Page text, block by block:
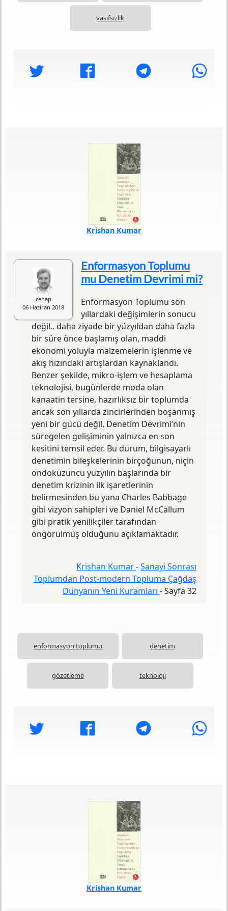
vasıfsızlık
Krishan Kumar
Sayfa Sayısı
263
Baskı Tarihi
Nisan 2013
Yazılış Tarihi
1995
ISBN
Baskı Sayısı
4. Baskı
Basım Yeri
Ankara
Yayın Evi
Dost Kitabevi Yayınları
Editörü
Ferhat Babacan
Mütercimi
Mehmet Küçük
Orijinal Adı
From Post-Industrial to Post-
Modern Society: New Theories
of the Contemporary World,
Second Edition
Bu kitapta tartıştığımız kuramlar çokluk batı
toplumları üzerinde odaklanmıştır. Ama batı,
daha önce hiç olmadığı ölçüde, dünyanın
geri kalanının bir parçası olmuştur. Bu
dünyanın hatırı sayılır bir kısmını, ister iyi
diyelim ister kötü, batı denetlemektedir.
İncelediğimiz sanayi sonrası toplum
kuramlarının bu durumun tamamen farkında
oldukları söylenebilir.
cenap
06 Haziran 2018
Enformasyon Toplumu
mu Denetim Devrimi mi?
Enformasyon Toplumu son
yıllardaki değişimlerin sonucu
değil.. daha ziyade bir yüzyıldan daha fazla
bir süre önce başlamış olan, maddi
ekonomi yoluyla malzemelerin işlenme ve
akış hızındaki artışlardan kaynaklandı.
Benzer şekilde, mikro-işlem ve hesaplama
teknolojisi, bugünlerde moda olan
kanaatin tersine, hazırlıksız bir toplumda
ancak son yıllarda zincirlerinden boşanmış
yeni bir gücü değil, Denetim Devrimi’nin
süregelen gelişiminin yalnızca en son
kesitini temsil eder. Bu durum, bilgisayarlı
denetimin bileşkelerinin birçoğunun, niçin
ondokuzuncu yüzyılın başlarında bir
denetim krizinin ilk işaretlerinin
belirmesinden bu yana Charles Babbage
gibi vizyon sahipleri ve Daniel McCallum
gibi pratik yenilikçiler tarafından
öngörülmüş olduğunu açıkla­maktadır.
Krishan Kumar-Sanayi Sonrası
Toplumdan Post-modern Topluma Çağdaş
Dünyanın Yeni Kuramları -Sayfa 32
enformasyon toplumu denetim
gözetleme teknoloji
Krishan Kumar